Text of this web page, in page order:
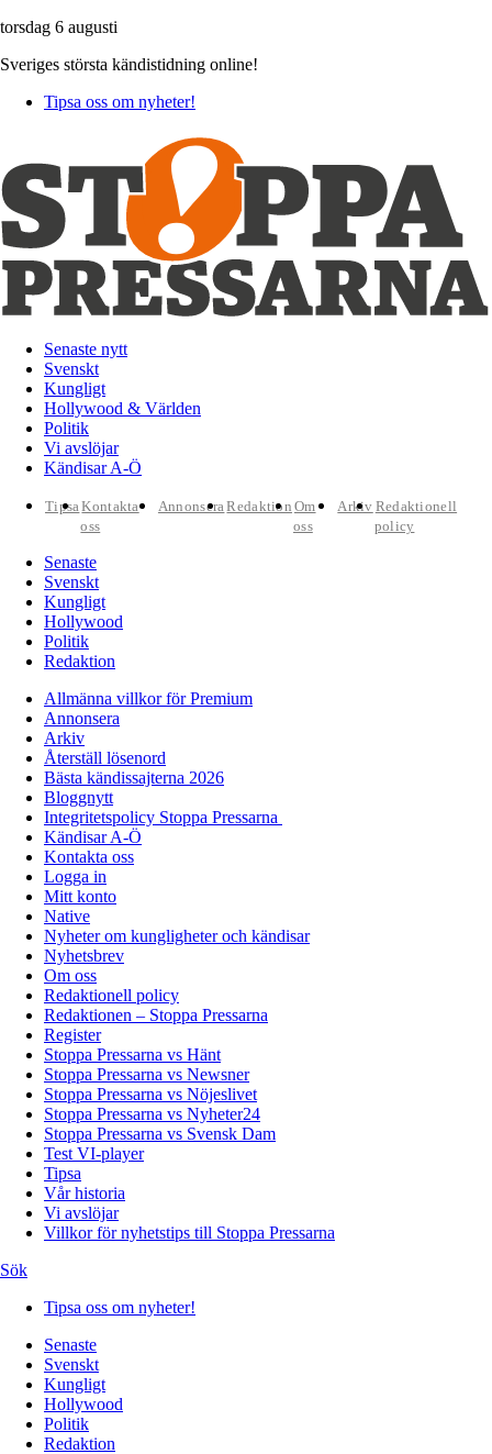
torsdag 6 augusti
Sveriges största kändistidning online!
Tipsa oss om nyheter!
Senaste nytt
Svenskt
Kungligt
Hollywood & Världen
Politik
Vi avslöjar
Kändisar A-Ö
TipsaKontakta
oss
AnnonseraRedaktion Om
oss
Arkiv Redaktionell
policy
Senaste
Svenskt
Kungligt
Hollywood
Politik
Redaktion
Allmänna villkor för Premium
Annonsera
Arkiv
Återställ lösenord
Bästa kändissajterna 2026
Bloggnytt
Integritetspolicy Stoppa Pressarna
Kändisar A-Ö
Kontakta oss
Logga in
Mitt konto
Native
Nyheter om kungligheter och kändisar
Nyhetsbrev
Om oss
Redaktionell policy
Redaktionen – Stoppa Pressarna
Register
Stoppa Pressarna vs Hänt
Stoppa Pressarna vs Newsner
Stoppa Pressarna vs Nöjeslivet
Stoppa Pressarna vs Nyheter24
Stoppa Pressarna vs Svensk Dam
Test VI-player
Tipsa
Vår historia
Vi avslöjar
Villkor för nyhetstips till Stoppa Pressarna
Sök
Tipsa oss om nyheter!
Senaste
Svenskt
Kungligt
Hollywood
Politik
Redaktion